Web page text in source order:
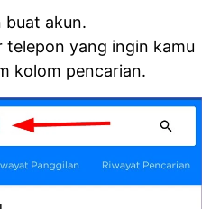
buat akun.
telepon yang ingin kamu
kolom pencarian.